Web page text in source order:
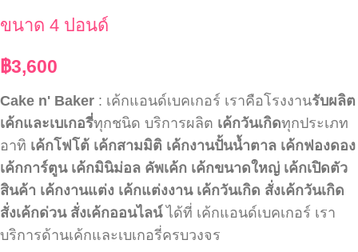
ขนาด 4 ปอนด์
฿3,600
Cake n' Baker : เค้กแอนด์เบคเกอร์ เราคือโรงงานรับผลิต
เค้กและเบเกอรี่ทุกชนิด บริการผลิต เค้กวันเกิดทุกประเภท
อาทิ เค้กโฟโต้ เค้กสามมิติ เค้กงานปั้นน้ำตาล เค้กฟองดอง
เค้กการ์ตูน เค้กมินิม่อล คัพเค้ก เค้กขนาดใหญ่ เค้กเปิดตัว
สินค้า เค้กงานแต่ง เค้กแต่งงาน เค้กวันเกิด สั่งเค้กวันเกิด
สั่งเค้กด่วน สั่งเค้กออนไลน์ได้ที่ เค้กแอนด์เบคเกอร์ เรา
บริการด้านเค้กและเบเกอรี่ครบวงจร